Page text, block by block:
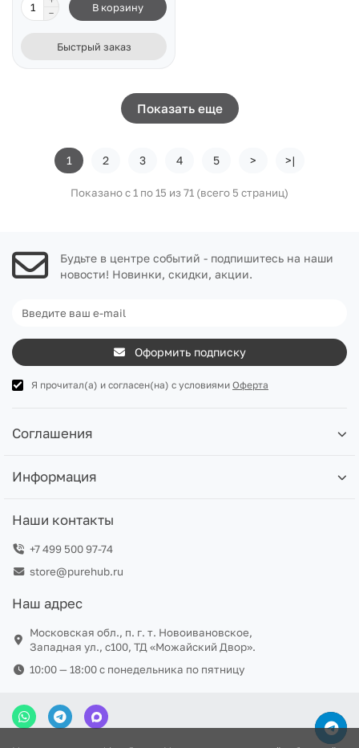
В корзину
Быстрый заказ
Показать еще
1 2 3 4 5 > >|
Показано с 1 по 15 из 71 (всего 5 страниц)
Будьте в центре событий - подпишитесь на наши
новости! Новинки, скидки, акции.
Оформить подписку
Я прочитал(а) и согласен(на) с условиями Оферта
Соглашения
Информация
Наши контакты
+7 499 500 97-74
store@purehub.ru
Наш адрес
Московская обл., п. г. т. Новоивановское,
Западная ул., с100, ТД «Можайский Двор».
10:00 — 18:00 c понедельника по пятницу